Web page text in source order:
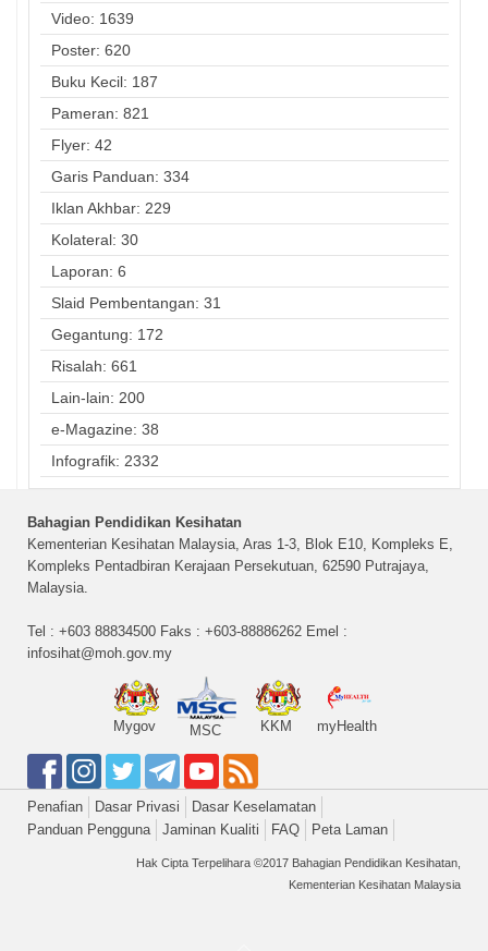
Video: 1639
Poster: 620
Buku Kecil: 187
Pameran: 821
Flyer: 42
Garis Panduan: 334
Iklan Akhbar: 229
Kolateral: 30
Laporan: 6
Slaid Pembentangan: 31
Gegantung: 172
Risalah: 661
Lain-lain: 200
e-Magazine: 38
Infografik: 2332
Bahagian Pendidikan Kesihatan
Kementerian Kesihatan Malaysia, Aras 1-3, Blok E10, Kompleks E,
Kompleks Pentadbiran Kerajaan Persekutuan, 62590 Putrajaya,
Malaysia.
Tel : +603 88834500 Faks : +603-88886262 Emel :
infosihat@moh.gov.my
Mygov MSC KKM myHealth
Penafian Dasar Privasi
Dasar Keselamatan
Panduan Pengguna
Jaminan Kualiti FAQ Peta Laman
Hak Cipta Terpelihara ©2017 Bahagian Pendidikan Kesihatan,
Kementerian Kesihatan Malaysia